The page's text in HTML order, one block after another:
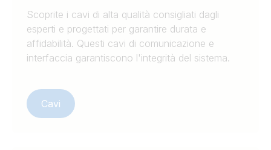
Scoprite i cavi di alta qualità consigliati dagli
esperti e progettati per garantire durata e
affidabilità. Questi cavi di comunicazione e
interfaccia garantiscono l'integrità del sistema.
Cavi